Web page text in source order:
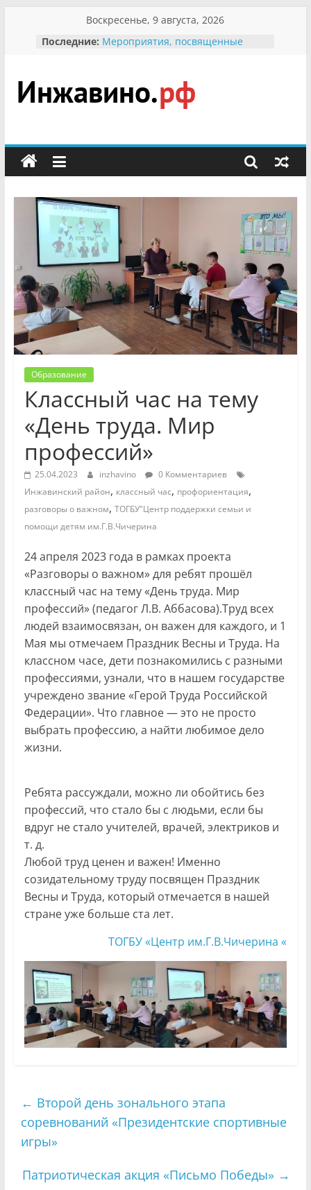
содержимому
Воскресенье, 9 августа, 2026
Последние: Мероприятия, посвященные
гражданин Инжавинского округа»
участнице Великой
Отечественной, фронтовичке
Безопасность в сети Интернет
мероприятии «Сохраним
первоцветы!»
В вольере Воронинского
заповедника родились крапчатые
суслики
Инжавино.рф
сельский
портал
Образование
Классный час на тему
«День труда. Мир
профессий»
25.04.2023 inzhavino
0 Комментариев
Инжавинский район, классный час, профориентация,
разговоры о важном, ТОГБУ"Центр поддержки семьи и
помощи детям им.Г.В.Чичерина
24 апреля 2023 года в рамках проекта
«Разговоры о важном» для ребят прошёл
классный час на тему «День труда. Мир
профессий» (педагог Л.В. Аббасова).Труд всех
людей взаимосвязан, он важен для каждого, и 1
Мая мы отмечаем Праздник Весны и Труда. На
классном часе, дети познакомились с разными
профессиями, узнали, что в нашем государстве
учреждено звание «Герой Труда Российской
Федерации». Что главное — это не просто
выбрать профессию, а найти любимое дело
жизни.
Ребята рассуждали, можно ли обойтись без
профессий, что стало бы с людьми, если бы
вдруг не стало учителей, врачей, электриков и
т. д.
Любой труд ценен и важен! Именно
созидательному труду посвящен Праздник
Весны и Труда, который отмечается в нашей
стране уже больше ста лет.
ТОГБУ «Центр им.Г.В.Чичерина «
← Второй день зонального этапа
соревнований «Президентские спортивные
игры»
Патриотическая акция «Письмо Победы» →